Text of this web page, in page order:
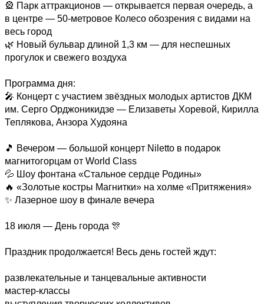
🎡 Парк аттракционов — открывается первая очередь, а
в центре — 50-метровое Колесо обозрения с видами на
весь город
🌿 Новый бульвар длиной 1,3 км — для неспешных
прогулок и свежего воздуха
Программа дня:
🎤 Концерт с участием звёздных молодых артистов ДКМ
им. Серго Орджоникидзе — Елизаветы Хоревой, Кирилла
Теплякова, Анзора Худояна
🎵 Вечером — большой концерт Niletto в подарок
магнитогорцам от World Class
💦 Шоу фонтана «Стальное сердце Родины»
🔥 «Золотые костры Магнитки» на холме «Притяжения»
✨ Лазерное шоу в финале вечера
18 июля — День города 🎊
Праздник продолжается! Весь день гостей ждут:
развлекательные и танцевальные активности
мастер-классы